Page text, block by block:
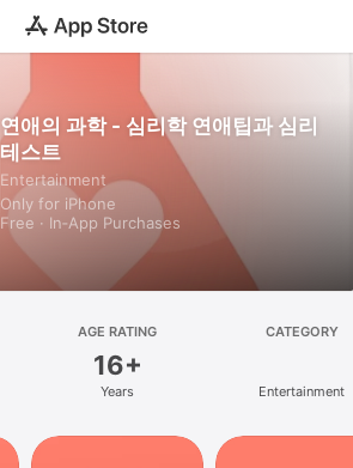
연애의 과학 - 심리학 연애팁과 심리
테스트
Entertainment
Only for iPhone
Free · In‑App Purchases
AGE RATING
16+
Years
CATEGORY
Entertainment